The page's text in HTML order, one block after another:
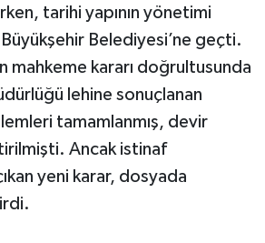
tarihi yapının yönetimi
Belediyesi’ne geçti.
mahkeme kararı doğrultusunda
lehine sonuçlanan
tamamlanmış, devir
Ancak istinaf
yeni karar, dosyada